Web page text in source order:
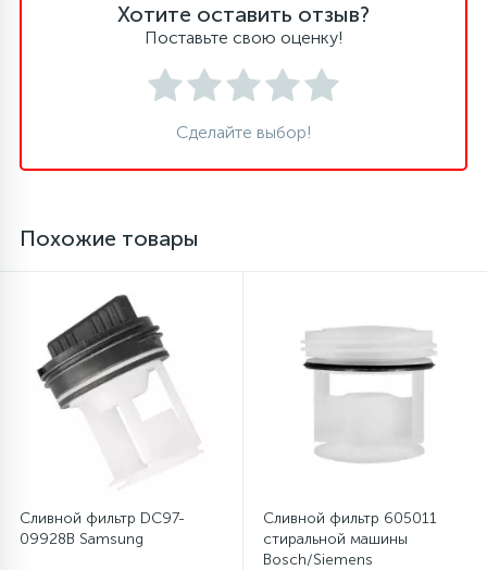
Хотите оставить отзыв?
Поставьте свою оценку!
Сделайте выбор!
Похожие товары
Сливной фильтр DC97-
09928B Samsung
Сливной фильтр 605011
стиральной машины
Bosch/Siemens